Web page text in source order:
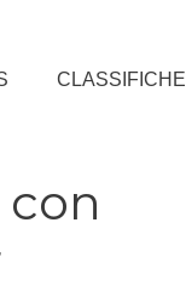
CLASSIFICHE